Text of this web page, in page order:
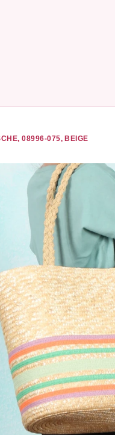
08996-075, BEIGE